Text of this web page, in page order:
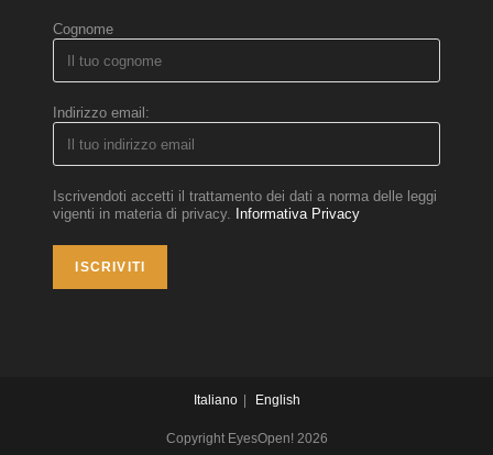
Cognome
Indirizzo email:
Iscrivendoti accetti il trattamento dei dati a norma delle leggi
vigenti in materia di privacy. Informativa Privacy
Italiano English
Copyright EyesOpen! 2026